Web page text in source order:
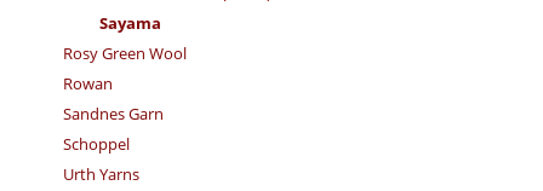
Sayama
Rosy Green Wool
Rowan
Sandnes Garn
Schoppel
Urth Yarns